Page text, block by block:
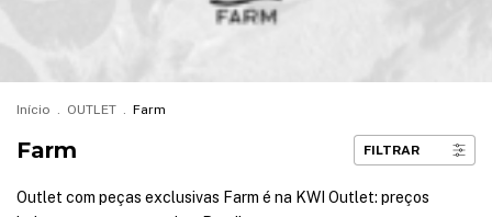
Início . OUTLET . Farm
Farm FILTRAR
Outlet com peças exclusivas Farm é na KWI Outlet: preços